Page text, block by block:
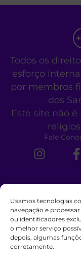
Usamos tecnologias
navegação e
ou identificadores
o melhor serviço
depois, algumas
corretamente.
Todos os
esforço
por membros
dos
Este site não
Fale